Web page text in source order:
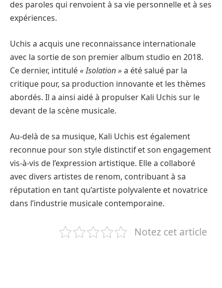
des paroles qui renvoient à sa vie personnelle et à ses
expériences.
Uchis a acquis une reconnaissance internationale
avec la sortie de son premier album studio en 2018.
Ce dernier, intitulé« Isolation » a été salué par la
critique pour, sa production innovante et les thèmes
abordés. Il a ainsi aidé à propulser Kali Uchis sur le
devant de la scène musicale.
Au-delà de sa musique, Kali Uchis est également
reconnue pour son style distinctif et son engagement
vis-à-vis de l’expression artistique. Elle a collaboré
avec divers artistes de renom, contribuant à sa
réputation en tant qu’artiste polyvalente et novatrice
dans l’industrie musicale contemporaine.
Notez cet article